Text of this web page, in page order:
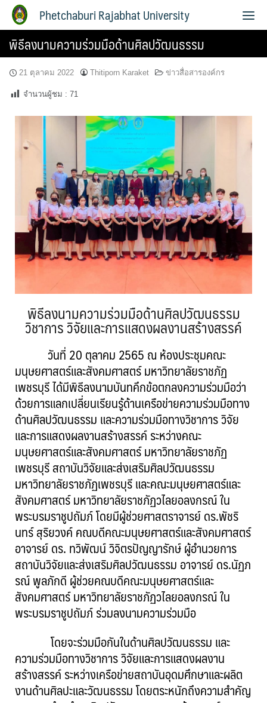
Phetchaburi Rajabhat University
พิธีลงนามความร่วมมือด้านศิลปวัฒนธรรม
21 ตุลาคม 2022 Thitiporn Karaket ข่าวสื่อสารองค์กร
จำนวนผู้ชม : 71
พิธีลงนามความร่วมมือด้านศิลปวัฒนธรรม
วิชาการ วิจัยและการแสดงผลงานสร้างสรรค์
วันที่ 20 ตุลาคม 2565 ณ ห้องประชุมคณะ
มนุษยศาสตร์และสังคมศาสตร์ มหาวิทยาลัยราชภัฏ
เพชรบุรี ได้มีพิธีลงนามบันทคึกข้อตกลงความร่วมมือว่า
ด้วยการแลกเปลี่ยนเรียนรู้ด้านเครือข่ายความร่วมมือทาง
ด้านศิลปวัฒนธรรม และความร่วมมือทางวิชาการ วิจัย
และการแสดงผลงานสร้างสรรค์ ระหว่างคณะ
มนุษยศาสตร์และสังคมศาสตร์ มหาวิทยาลัยราชภัฏ
เพชรบุรี สถาบันวิจัยและส่งเสริมศิลปวัฒนธรรม
มหาวิทยาลัยราชภัฏเพชรบุรี และคณะมนุษยศาสตร์และ
สังคมศาสตร์ มหาวิทยาลัยราชภัฏวไลยอลงกรณ์ ใน
พระบรมราชูปถัมภ์ โดยมีผู้ช่วยศาสตราจารย์ ดร.พัชริ
นทร์ สุริยวงค์ คณบดีคณะมนุษยศาสตร์และสังคมศาสตร์
อาจารย์ ดร. ทวิพัฒน์ วิจิตรปัญญารักษ์ ผู้อำนวยการ
สถาบันวิจัยและส่งเสริมศิลปวัฒนธรรม อาจารย์ ดร.นัฏภ
รณ์ พูลภักดี ผู้ช่วยคณบดีคณะมนุษยศาสตร์และ
สังคมศาสตร์ มหาวิทยาลัยราชภัฏวไลยอลงกรณ์ ใน
พระบรมราชูปถัมภ์ ร่วมลงนามความร่วมมือ
โดยจะร่วมมือกันในด้านศิลปวัฒนธรรม และ
ความร่วมมือทางวิชาการ วิจัยและการแสดงผลงาน
สร้างสรรค์ ระหว่างเครือข่ายสถาบันอุดมศึกษาและผลิต
งานด้านศิลปะและวัฒนธรรม โดยตระหนักถึงความสำคัญ